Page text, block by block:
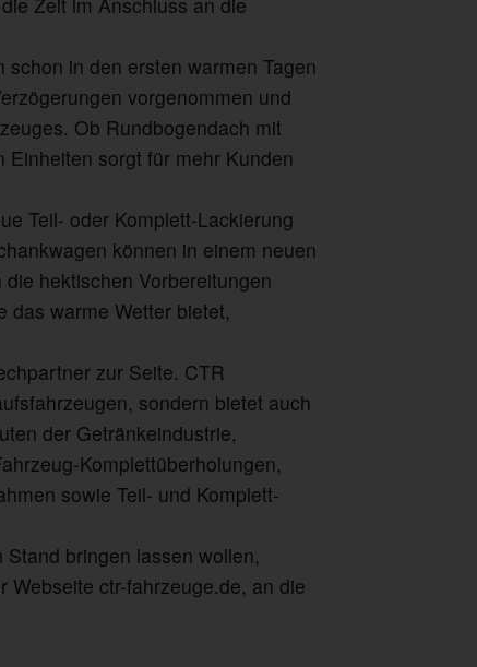
in den ersten warmen Tagen
vorgenommen und
Ob Rundbogendach mit
sorgt für mehr Kunden
Teil- oder Komplett-Lackierung
können in einem neuen
hektischen Vorbereitungen
das warme Wetter bietet,
zur Seite. CTR
sondern bietet auch
der Getränkeindustrie,
Komplettüberholungen,
sowie Teil- und Komplett-
bringen lassen wollen,
ctr-fahrzeuge.de, an die